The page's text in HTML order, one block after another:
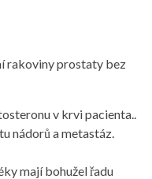
rakoviny prostaty bez
v krvi pacienta..
nádorů a metastáz.
mají bohužel řadu